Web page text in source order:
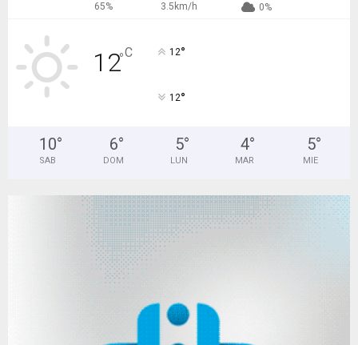
65% 3.5km/h 0%
12°C 12°
12°
10°
SAB
6°
DOM
5°
LUN
4°
MAR
5°
MIE